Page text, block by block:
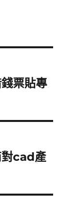
票貼專
對cad產